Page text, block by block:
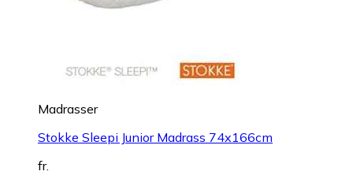
Madrasser
Stokke Sleepi Junior Madrass 74x166cm
fr.